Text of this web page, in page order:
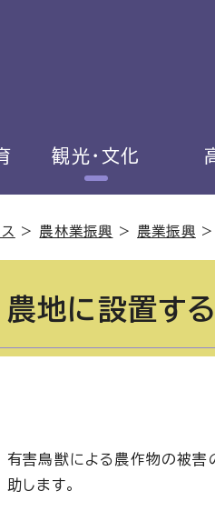
観光・文化
> 農林業振興 > 農業振興 >
農地に設置す
有害鳥獣による農作物の被害
助します。